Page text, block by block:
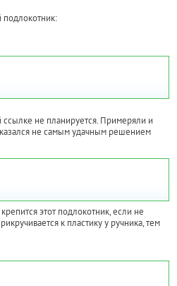
подлокотник:
ссылке не планируется. Примеряли и
не самым удачным решением
этот подлокотник, если не
к пластику у ручника, тем